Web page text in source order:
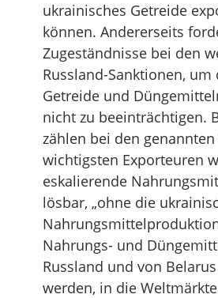
ukrainisches Getreide
können. Andererseits
Zugeständnisse bei den
Russland-Sanktionen,
Getreide und
nicht zu beeinträchtigen.
zählen bei den
wichtigsten Exporteuren
eskalierende
lösbar, „ohne die
Nahrungs- und
Russland und von
werden, in die